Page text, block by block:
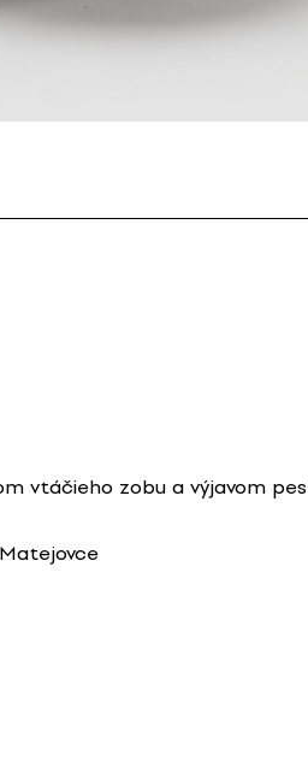
vtáčieho zobu a výjavom